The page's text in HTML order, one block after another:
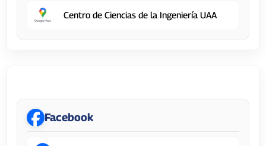
Centro de Ciencias de la Ingeniería UAA
Facebook